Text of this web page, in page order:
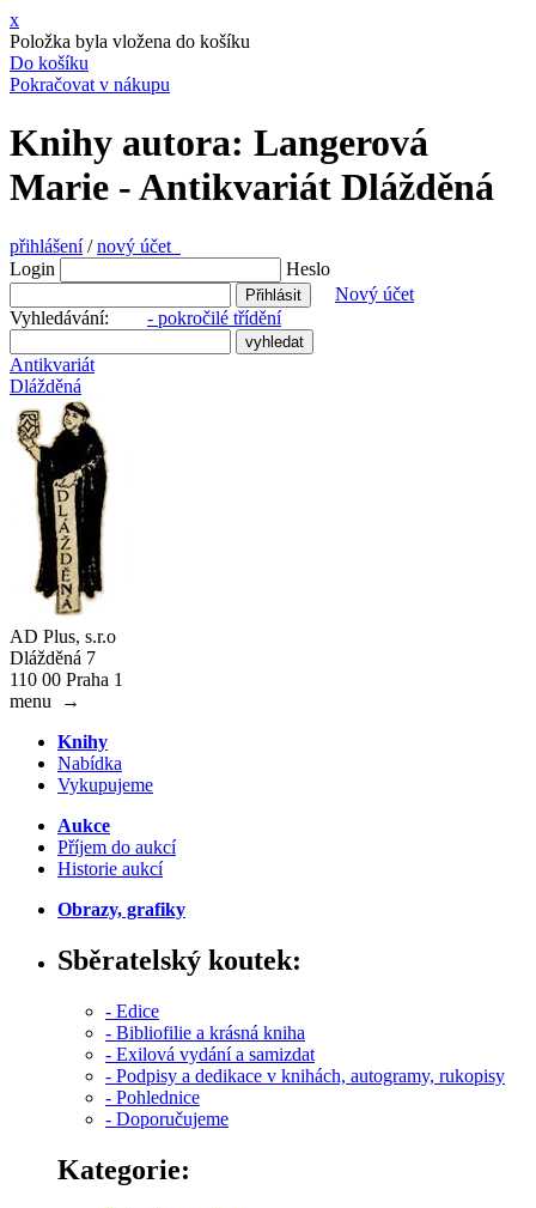
x
Položka byla vložena do košíku
Do košíku
Pokračovat v nákupu
Knihy autora: Langerová
Marie - Antikvariát Dlážděná
přihlášení/nový účet
Login
Heslo
Nový účet
Vyhledávání: - pokročilé třídění
Antikvariát
Dlážděná
AD Plus, s.r.o
Dlážděná 7
110 00 Praha 1
menu
→
Knihy
Nabídka
Vykupujeme
Aukce
Příjem do aukcí
Historie aukcí
Obrazy, grafiky
Sběratelský koutek:
- Edice
- Bibliofilie a krásná kniha
- Exilová vydání a samizdat
- Podpisy a dedikace v knihách, autogramy, rukopisy
- Pohlednice
- Doporučujeme
Kategorie: